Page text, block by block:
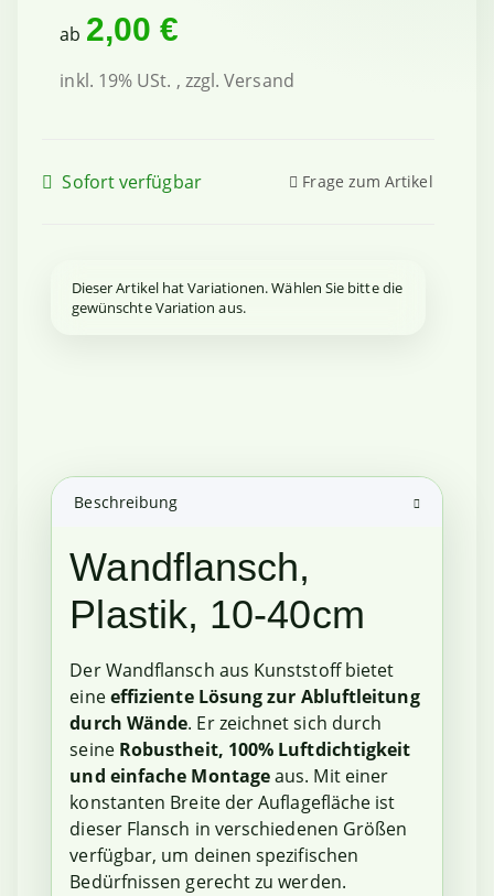
ab 2,00 €
inkl. 19% USt. , zzgl.Versand
Sofort verfügbar Frage zum Artikel
x
Dieser Artikel hat Variationen. Wählen Sie bitte die
gewünschte Variation aus.
Beschreibung
Wandflansch,
Plastik, 10-40cm
Der Wandflansch aus Kunststoff bietet
eineeffiziente Lösung zur Abluftleitung
durch Wände. Er zeichnet sich durch
seine Robustheit, 100% Luftdichtigkeit
und einfache Montageaus. Mit einer
konstanten Breite der Auflagefläche ist
dieser Flansch in verschiedenen Größen
verfügbar, um deinen spezifischen
Bedürfnissen gerecht zu werden.